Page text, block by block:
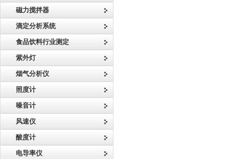
磁力搅拌器
滴定分析系统
食品饮料行业测定
紫外灯
烟气分析仪
照度计
噪音计
风速仪
酸度计
电导率仪